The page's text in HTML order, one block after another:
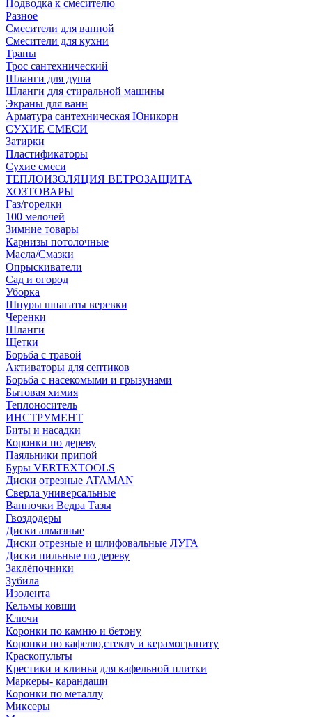
Подводка к смесителю
Разное
Смесители для ванной
Смесители для кухни
Трапы
Трос сантехнический
Шланги для душа
Шланги для стиральной машины
Экраны для ванн
Арматура сантехническая Юникорн
СУХИЕ СМЕСИ
Затирки
Пластификаторы
Сухие смеси
ТЕПЛОИЗОЛЯЦИЯ ВЕТРОЗАЩИТА
ХОЗТОВАРЫ
Газ/горелки
100 мелочей
Зимние товары
Карнизы потолочные
Масла/Смазки
Опрыскиватели
Сад и огород
Уборка
Шнуры шпагаты веревки
Черенки
Шланги
Щетки
Борьба с травой
Активаторы для септиков
Борьба с насекомыми и грызунами
Бытовая химия
Теплоноситель
ИНСТРУМЕНТ
Биты и насадки
Коронки по дереву
Паяльники припой
Буры VERTEXTOOLS
Диски отрезные ATAMAN
Сверла универсальные
Ванночки Ведра Тазы
Гвоздодеры
Диски алмазные
Диски отрезные и шлифовальные ЛУГА
Диски пильные по дереву
Заклёпочники
Зубила
Изолента
Кельмы ковши
Ключи
Коронки по камню и бетону
Коронки по кафелю,стеклу и керамограниту
Краскопульты
Крестики и клинья для кафельной плитки
Маркеры- карандаши
Коронки по металлу
Миксеры